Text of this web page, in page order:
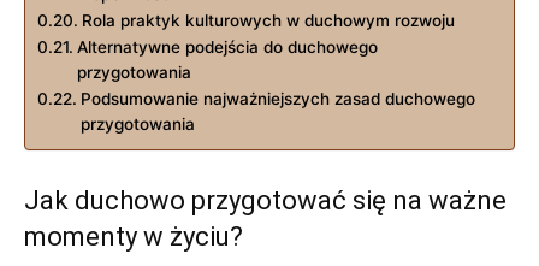
Rola praktyk kulturowych w duchowym rozwoju
Alternatywne podejścia do duchowego
⁣przygotowania
Podsumowanie ‌najważniejszych zasad duchowego
przygotowania
Jak ​duchowo przygotować się na ważne
momenty w‍ życiu?